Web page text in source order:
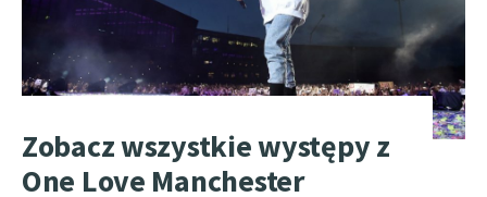
Zobacz wszystkie występy z
One Love Manchester